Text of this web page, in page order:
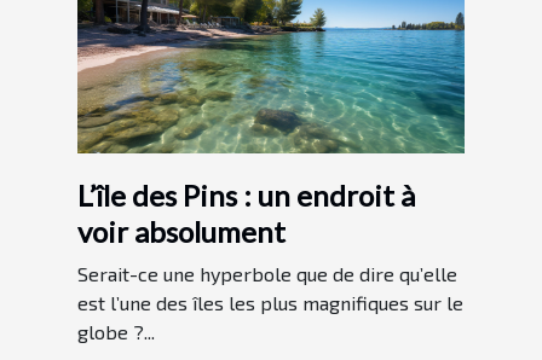
L’île des Pins : un endroit à
voir absolument
Serait-ce une hyperbole que de dire qu’elle
est l’une des îles les plus magnifiques sur le
globe ?...